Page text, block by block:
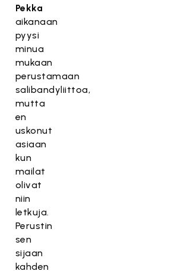
Pekka
aikanaan
pyysi
minua
mukaan
perustamaan
salibandyliittoa,
mutta
en
uskonut
asiaan
kun
mailat
olivat
niin
letkuja.
Perustin
sen
sijaan
kahden
T
ä
m
ä
s
i
s
ä
l
t
ö
o
n